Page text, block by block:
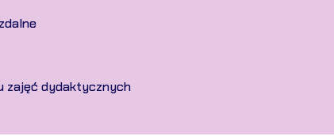
zajęć dydaktycznych